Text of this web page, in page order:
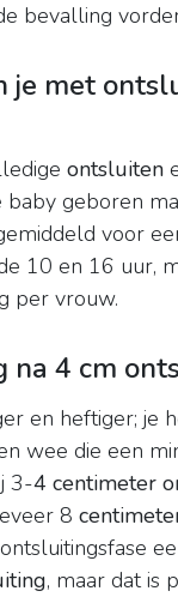
bevalling
je met
ontsluiten
baby geboren
voor
10 en 16 uur,
per vrouw.
na 4 cm
en heftiger; je
wee die een
3-4 centimeter
8
, maar dat is